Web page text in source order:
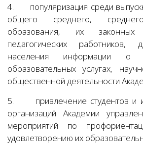
4. популяризация среди
общего среднего,
образования, их законных
педагогических работников,
населения информации о
образовательных услугах,
общественной деятельности
5. привлечение студентов и
организаций Академии
мероприятий по
удовлетворению их